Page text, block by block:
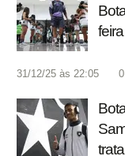
feira
31/12/25 às 22:05 0